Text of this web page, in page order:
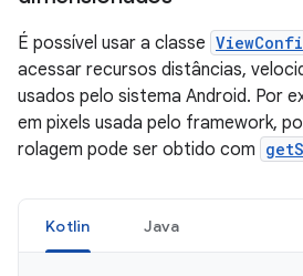
É possível usar a classe
acessar recursos distâncias,
usados pelo sistema Android. Por
em pixels usada pelo framework,
rolagem pode ser obtido com
Kotlin Java